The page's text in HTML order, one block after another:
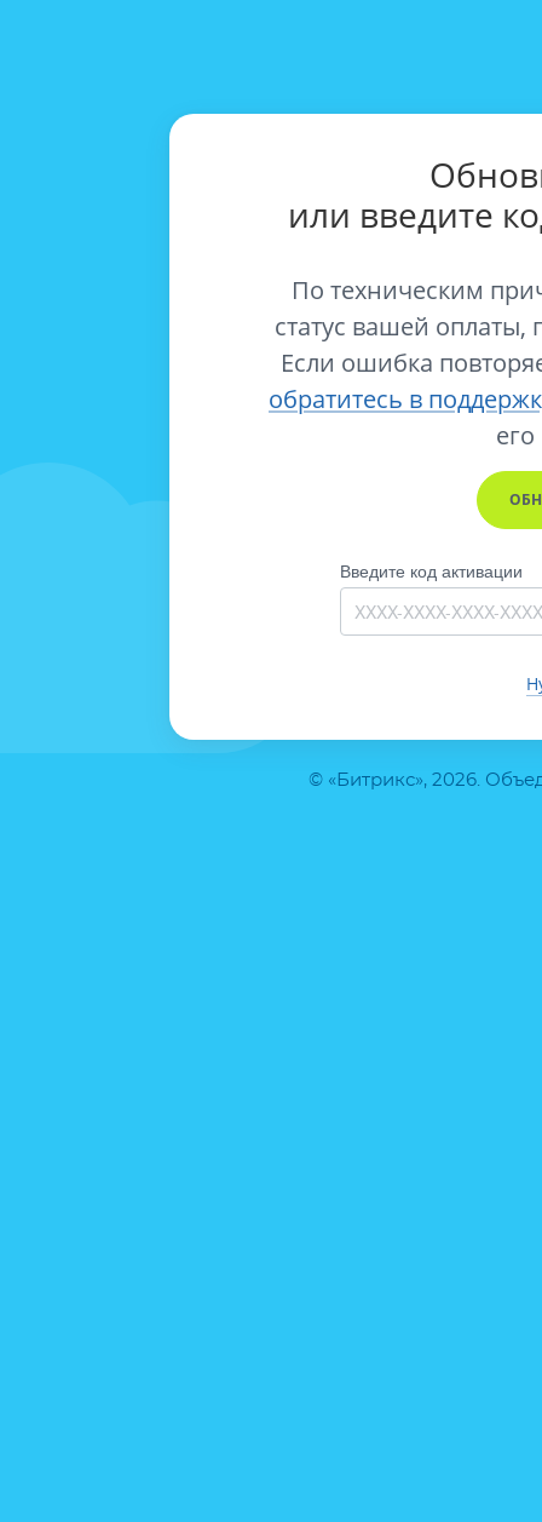
© «Битрикс», 2026.
или введите
По техническим
статус вашей оплаты,
Если ошибка
обратитесь в
его
Введите код активации